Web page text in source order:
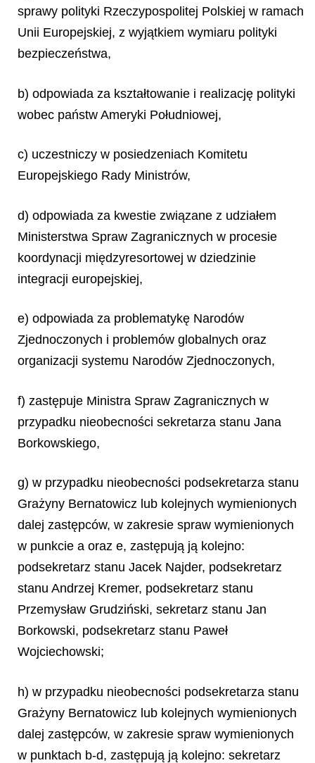
sprawy polityki Rzeczypospolitej Polskiej w ramach
Unii Europejskiej, z wyjątkiem wymiaru polityki
bezpieczeństwa,
b) odpowiada za kształtowanie i realizację polityki
wobec państw Ameryki Południowej,
c) uczestniczy w posiedzeniach Komitetu
Europejskiego Rady Ministrów,
d) odpowiada za kwestie związane z udziałem
Ministerstwa Spraw Zagranicznych w procesie
koordynacji międzyresortowej w dziedzinie
integracji europejskiej,
e) odpowiada za problematykę Narodów
Zjednoczonych i problemów globalnych oraz
organizacji systemu Narodów Zjednoczonych,
f) zastępuje Ministra Spraw Zagranicznych w
przypadku nieobecności sekretarza stanu Jana
Borkowskiego,
g) w przypadku nieobecności podsekretarza stanu
Grażyny Bernatowicz lub kolejnych wymienionych
dalej zastępców, w zakresie spraw wymienionych
w punkcie a oraz e, zastępują ją kolejno:
podsekretarz stanu Jacek Najder, podsekretarz
stanu Andrzej Kremer, podsekretarz stanu
Przemysław Grudziński, sekretarz stanu Jan
Borkowski, podsekretarz stanu Paweł
Wojciechowski;
h) w przypadku nieobecności podsekretarza stanu
Grażyny Bernatowicz lub kolejnych wymienionych
dalej zastępców, w zakresie spraw wymienionych
w punktach b-d, zastępują ją kolejno: sekretarz